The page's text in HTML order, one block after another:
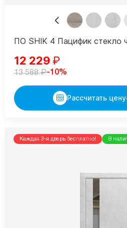
ПО SHIK 4 Пацифик стекло
12 229 ₽
13 588₽-10%
Рассчитать цену
Каждая 3-я дверь бесплатно! В